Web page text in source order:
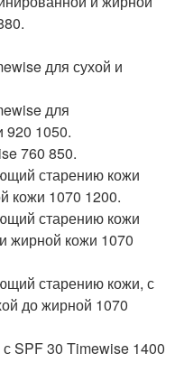
для сухой и
для
920 1050.
760 850.
старению кожи
кожи 1070 1200.
старению кожи
жирной кожи 1070
старению кожи, с
до жирной 1070
SPF 30 Timewise 1400